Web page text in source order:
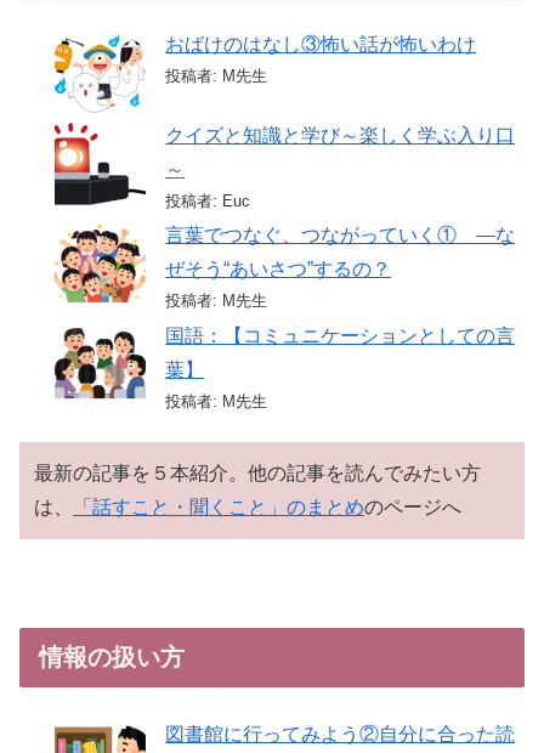
おばけのはなし③怖い話が怖いわけ
投稿者: M先生
クイズと知識と学び～楽しく学ぶ入り口
～
投稿者: Euc
言葉でつなぐ、つながっていく① ―な
ぜそう“あいさつ”するの？
投稿者: M先生
国語：【コミュニケーションとしての言
葉】
投稿者: M先生
最新の記事を５本紹介。他の記事を読んでみたい方
は、
「話すこと・聞くこと」のまとめのページへ
情報の扱い方
図書館に行ってみよう②自分に合った読